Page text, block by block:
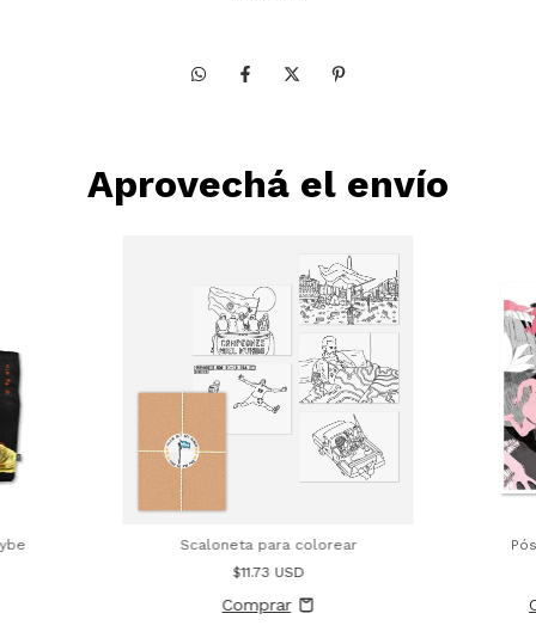
Aprovechá el envío
Scaloneta para colorear
$11.73 USD